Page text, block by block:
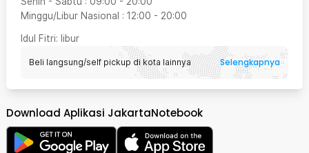
Minggu/Libur Nasional : 12:00 - 20:00
Idul Fitri: libur
Beli langsung/self pickup di kota lainnya Selengkapnya
Download Aplikasi JakartaNotebook